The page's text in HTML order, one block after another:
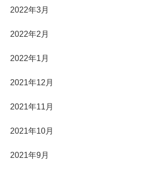
2022年3月
2022年2月
2022年1月
2021年12月
2021年11月
2021年10月
2021年9月